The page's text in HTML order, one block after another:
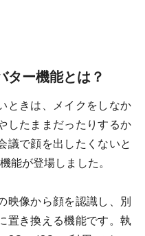
ター機能とは？
ときは、メイクをしなか
したままだったりするか
議で顔を出したくないと
能が登場しました。
映像から顔を認識し、別
置き換える機能です。執